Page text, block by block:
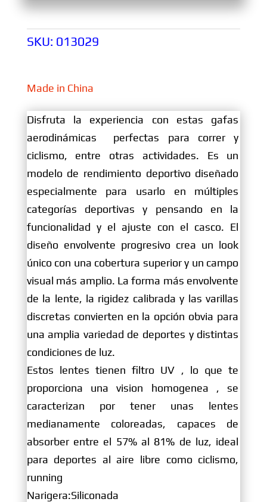
SKU: 013029
Made in China
Disfruta la experiencia con estas gafas
aerodinámicas perfectas para correr y
ciclismo, entre otras actividades. Es un
modelo de rendimiento deportivo diseñado
especialmente para usarlo en múltiples
categorías deportivas y pensando en la
funcionalidad y el ajuste con el casco. El
diseño envolvente progresivo crea un look
único con una cobertura superior y un campo
visual más amplio. La forma más envolvente
de la lente, la rigidez calibrada y las varillas
discretas convierten en la opción obvia para
una amplia variedad de deportes y distintas
condiciones de luz.
Estos lentes tienen filtro UV , lo que te
proporciona una vision homogenea , se
caracterizan por tener unas lentes
medianamente coloreadas, capaces de
absorber entre el 57% al 81% de luz, ideal
para deportes al aire libre como ciclismo,
running
Narigera:Siliconada